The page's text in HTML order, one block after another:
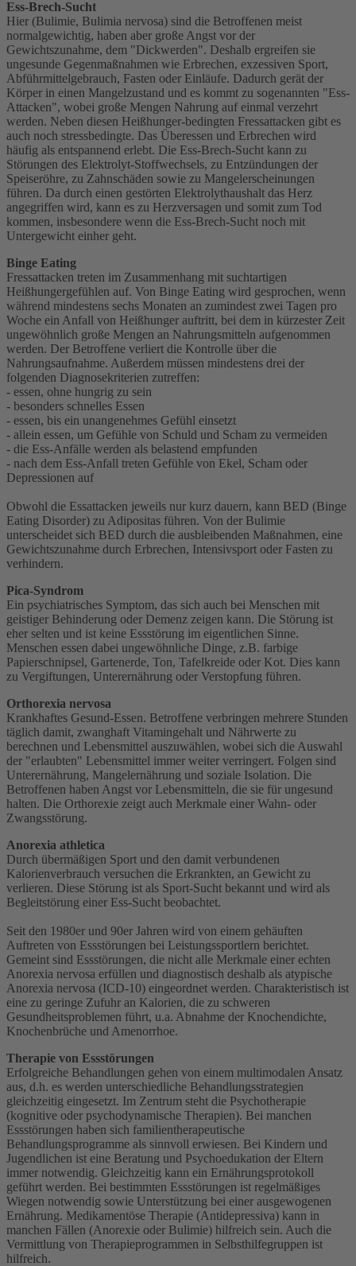
Ess-Brech-Sucht
Hier (Bulimie, Bulimia nervosa) sind die Betroffenen meist
normalgewichtig, haben aber große Angst vor der
Gewichtszunahme, dem "Dickwerden". Deshalb ergreifen sie
ungesunde Gegenmaßnahmen wie Erbrechen, exzessiven Sport,
Abführmittelgebrauch, Fasten oder Einläufe. Dadurch gerät der
Körper in einen Mangelzustand und es kommt zu sogenannten "Ess-
Attacken", wobei große Mengen Nahrung auf einmal verzehrt
werden. Neben diesen Heißhunger-bedingten Fressattacken gibt es
auch noch stressbedingte. Das Überessen und Erbrechen wird
häufig als entspannend erlebt. Die Ess-Brech-Sucht kann zu
Störungen des Elektrolyt-Stoffwechsels, zu Entzündungen der
Speiseröhre, zu Zahnschäden sowie zu Mangelerscheinungen
führen. Da durch einen gestörten Elektrolythaushalt das Herz
angegriffen wird, kann es zu Herzversagen und somit zum Tod
kommen, insbesondere wenn die Ess-Brech-Sucht noch mit
Untergewicht einher geht.
Binge Eating
Fressattacken treten im Zusammenhang mit suchtartigen
Heißhungergefühlen auf. Von Binge Eating wird gesprochen, wenn
während mindestens sechs Monaten an zumindest zwei Tagen pro
Woche ein Anfall von Heißhunger auftritt, bei dem in kürzester Zeit
ungewöhnlich große Mengen an Nahrungsmitteln aufgenommen
werden. Der Betroffene verliert die Kontrolle über die
Nahrungsaufnahme. Außerdem müssen mindestens drei der
folgenden Diagnosekriterien zutreffen:
- essen, ohne hungrig zu sein
- besonders schnelles Essen
- essen, bis ein unangenehmes Gefühl einsetzt
- allein essen, um Gefühle von Schuld und Scham zu vermeiden
- die Ess-Anfälle werden als belastend empfunden
- nach dem Ess-Anfall treten Gefühle von Ekel, Scham oder
Depressionen auf
Obwohl die Essattacken jeweils nur kurz dauern, kann BED (Binge
Eating Disorder) zu Adipositas führen. Von der Bulimie
unterscheidet sich BED durch die ausbleibenden Maßnahmen, eine
Gewichtszunahme durch Erbrechen, Intensivsport oder Fasten zu
verhindern.
Pica-Syndrom
Ein psychiatrisches Symptom, das sich auch bei Menschen mit
geistiger Behinderung oder Demenz zeigen kann. Die Störung ist
eher selten und ist keine Essstörung im eigentlichen Sinne.
Menschen essen dabei ungewöhnliche Dinge, z.B. farbige
Papierschnipsel, Gartenerde, Ton, Tafelkreide oder Kot. Dies kann
zu Vergiftungen, Unterernährung oder Verstopfung führen.
Orthorexia nervosa
Krankhaftes Gesund-Essen. Betroffene verbringen mehrere Stunden
täglich damit, zwanghaft Vitamingehalt und Nährwerte zu
berechnen und Lebensmittel auszuwählen, wobei sich die Auswahl
der "erlaubten" Lebensmittel immer weiter verringert. Folgen sind
Unterernährung, Mangelernährung und soziale Isolation. Die
Betroffenen haben Angst vor Lebensmitteln, die sie für ungesund
halten. Die Orthorexie zeigt auch Merkmale einer Wahn- oder
Zwangsstörung.
Anorexia athletica
Durch übermäßigen Sport und den damit verbundenen
Kalorienverbrauch versuchen die Erkrankten, an Gewicht zu
verlieren. Diese Störung ist als Sport-Sucht bekannt und wird als
Begleitstörung einer Ess-Sucht beobachtet.
Seit den 1980er und 90er Jahren wird von einem gehäuften
Auftreten von Essstörungen bei Leistungssportlern berichtet.
Gemeint sind Essstörungen, die nicht alle Merkmale einer echten
Anorexia nervosa erfüllen und diagnostisch deshalb als atypische
Anorexia nervosa (ICD-10) eingeordnet werden. Charakteristisch ist
eine zu geringe Zufuhr an Kalorien, die zu schweren
Gesundheitsproblemen führt, u.a. Abnahme der Knochendichte,
Knochenbrüche und Amenorrhoe.
Therapie von Essstörungen
Erfolgreiche Behandlungen gehen von einem multimodalen Ansatz
aus, d.h. es werden unterschiedliche Behandlungsstrategien
gleichzeitig eingesetzt. Im Zentrum steht die Psychotherapie
(kognitive oder psychodynamische Therapien). Bei manchen
Essstörungen haben sich familientherapeutische
Behandlungsprogramme als sinnvoll erwiesen. Bei Kindern und
Jugendlichen ist eine Beratung und Psychoedukation der Eltern
immer notwendig. Gleichzeitig kann ein Ernährungsprotokoll
geführt werden. Bei bestimmten Essstörungen ist regelmäßiges
Wiegen notwendig sowie Unterstützung bei einer ausgewogenen
Ernährung. Medikamentöse Therapie (Antidepressiva) kann in
manchen Fällen (Anorexie oder Bulimie) hilfreich sein. Auch die
Vermittlung von Therapieprogrammen in Selbsthilfegruppen ist
hilfreich.